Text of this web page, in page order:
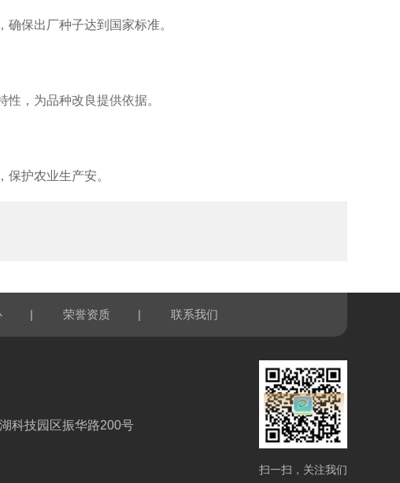
保出厂种子达到国家标准。
，为品种改良提供依据。
护农业生产安。
| 荣誉资质 | 联系我们
科技园区振华路200号
扫一扫，关注我们